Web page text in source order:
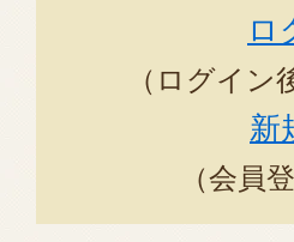
ロ
（ログイ
新
（会員